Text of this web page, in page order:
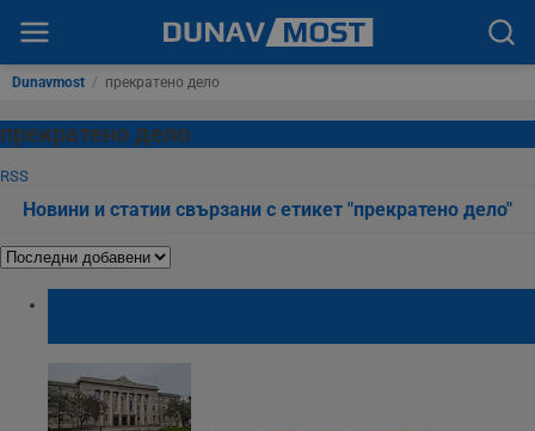
Dunavmost / прекратено дело
прекратено дело
RSS
Новини и статии свързани с етикет "прекратено дело"